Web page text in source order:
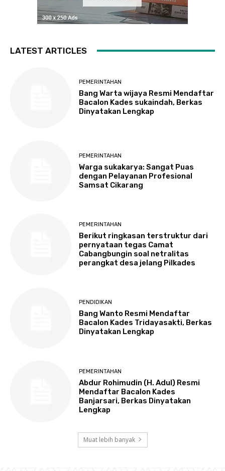
LATEST ARTICLES
PEMERINTAHAN
Bang Warta wijaya Resmi Mendaftar
Bacalon Kades sukaindah, Berkas
Dinyatakan Lengkap
PEMERINTAHAN
Warga sukakarya: Sangat Puas
dengan Pelayanan Profesional
Samsat Cikarang
PEMERINTAHAN
Berikut ringkasan terstruktur dari
pernyataan tegas Camat
Cabangbungin soal netralitas
perangkat desa jelang Pilkades
PENDIDIKAN
Bang Wanto Resmi Mendaftar
Bacalon Kades Tridayasakti, Berkas
Dinyatakan Lengkap
PEMERINTAHAN
Abdur Rohimudin (H. Adul) Resmi
Mendaftar Bacalon Kades
Banjarsari, Berkas Dinyatakan
Lengkap
Muat lebih banyak